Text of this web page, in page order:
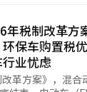
宠物和婴儿等，
全球低至5000万
比亚迪也在加大
好，推出了下半年
端电动车品牌极
日，计划回购总
万亿日元。除公
，仅次于2024年
田的股价当
2.17%，达到
幅为1.52%。 业绩预期
，达到
了市场的稳固支撑。
年的53.7%降至
是柴油车因取消
车的快速
销售下降3.2%。 在
（3,822辆）的
布会上表示，竞
个月国内销
辆，总计销
年税制改革方
保车购置税
业忧虑
革方案》，混合